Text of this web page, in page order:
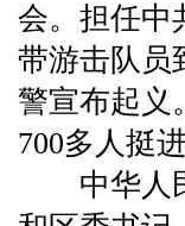
会。担任中
带游击队员
警宣布起义
700多人挺
中华人民